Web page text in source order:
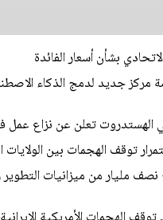
بشأن أسعار الفائدة
مركز جديد لدمج الذكاء
الهستدروت تعلن عن نزاع عمل
توقف الهجمات بين الولايات
مليار من ميزانيات